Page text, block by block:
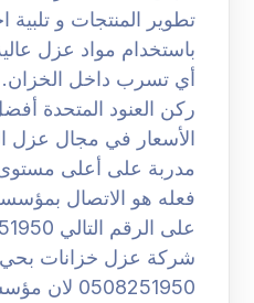
تطوير المنتجات و تلبية
باستخدام مواد عزل
أي تسرب داخل
ركن العنود المتحدة
الأسعار في مجال عزل
مدربة على أعلى
فعله هو الاتصال
شركة عزل خزانات بحي
0508251950